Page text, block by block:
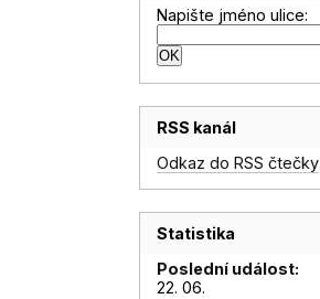
Napište jméno ulice:
RSS kanál
Odkaz do RSS čtečky
Statistika
Poslední událost:
22. 06.